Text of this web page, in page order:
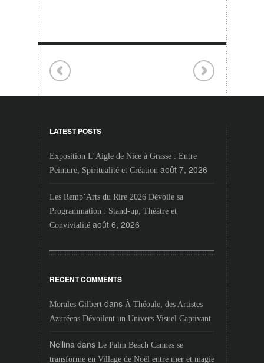
LATEST POSTS
Exposition L’Aigle de Nice à Grasse : Entre
Peinture, Spiritualité et Création août 7, 2026
Les Remp’Arts du Rire 2026 Dévoile sa
Programmation : Stand-up, Théâtre et
Convivialité août 6, 2026
RECENT COMMENTS
Morales Gilbertdans À Théoule, des Artistes
Azuréens Dévoilent un Univers Visuel Captivant
Nellinadans Le Palm Beach Cannes se
transforme en Village de Noël entre mer et magie